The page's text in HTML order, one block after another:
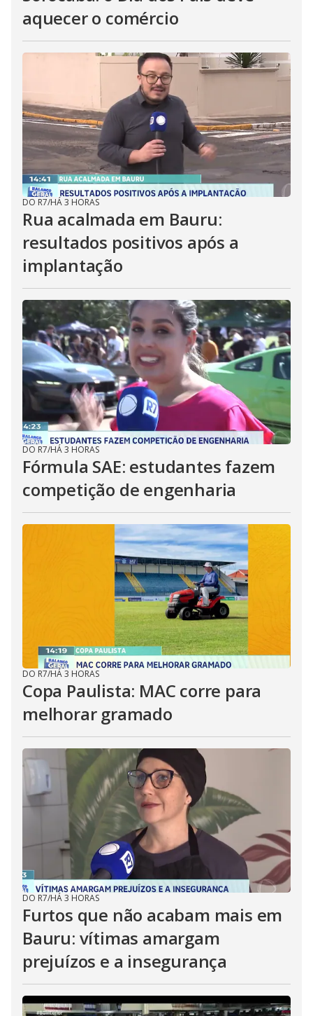
aquecer o comércio
DO R7/HÁ 3 HORAS
Rua acalmada em Bauru:
resultados positivos após a
implantação
DO R7/HÁ 3 HORAS
Fórmula SAE: estudantes fazem
competição de engenharia
DO R7/HÁ 3 HORAS
Copa Paulista: MAC corre para
melhorar gramado
DO R7/HÁ 3 HORAS
Furtos que não acabam mais em
Bauru: vítimas amargam
prejuízos e a insegurança